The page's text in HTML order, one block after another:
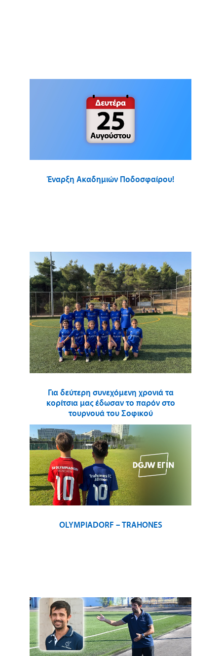
Έναρξη Ακαδημιών Ποδοσφαίρου!
Για δεύτερη συνεχόμενη χρονιά τα
κορίτσια μας έδωσαν το παρόν στο
τουρνουά του Σοφικού
OLYMPIADORF – TRAHONES